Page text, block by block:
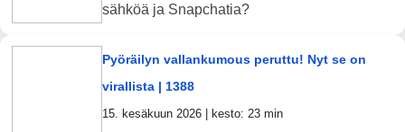
sähköä ja Snapchatia?
Pyöräilyn vallankumous peruttu! Nyt se on
virallista | 1388
15. kesäkuun 2026 | kesto: 23 min